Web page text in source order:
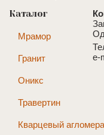
e-
Каталог
Мрамор
Гранит
Оникс
Травертин
Кварцевый